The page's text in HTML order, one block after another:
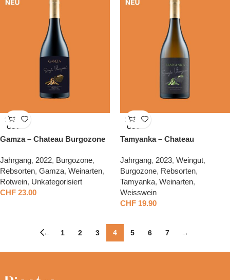
SOLD
OUT
Gamza – Chateau Burgozone
Jahrgang, 2022, Burgozone,
Rebsorten, Gamza, Weinarten,
Rotwein, Unkategorisiert
CHF 23.00
SOLD
OUT
Tamyanka – Chateau
Jahrgang, 2023, Weingut,
Burgozone, Rebsorten,
Tamyanka, Weinarten,
Weisswein
CHF 19.90
← 1 2 3 4 5 6 7 →